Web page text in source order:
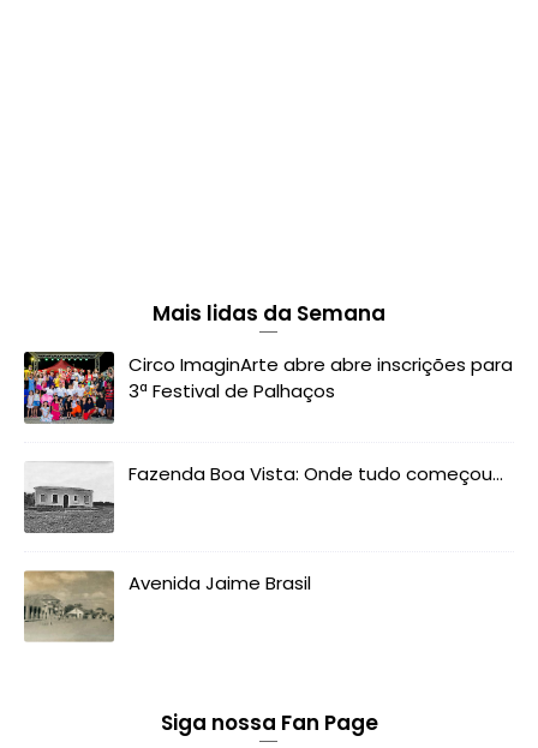
Mais lidas da Semana
Circo ImaginArte abre abre inscrições para
3ª Festival de Palhaços
Fazenda Boa Vista: Onde tudo começou...
Avenida Jaime Brasil
Siga nossa Fan Page